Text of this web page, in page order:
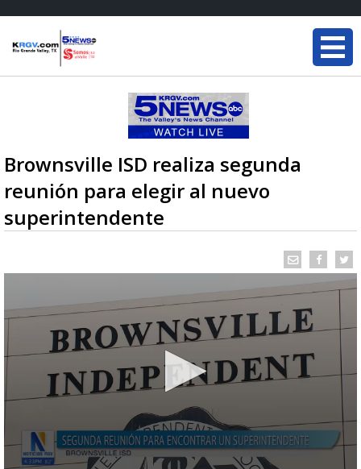
Brownsville ISD realiza segunda
reunión para elegir al nuevo
superintendente